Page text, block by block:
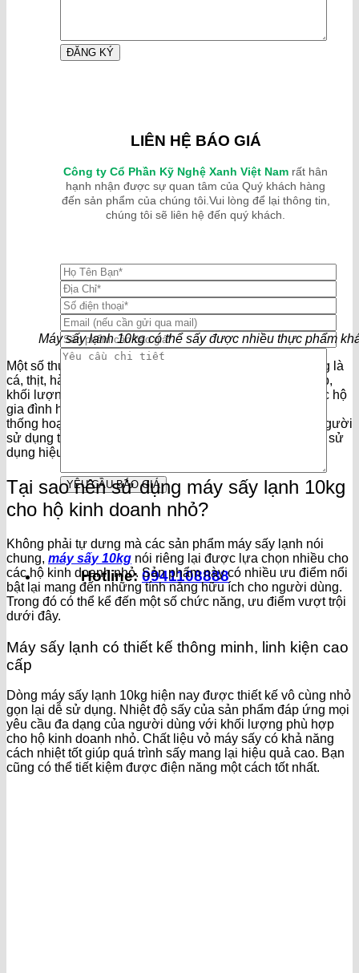
LIÊN HỆ BÁO GIÁ
Công ty Cổ Phần Kỹ Nghệ Xanh Việt Nam rất hân
hạnh nhận được sự quan tâm của Quý khách hàng
đến sản phẩm của chúng tôi.Vui lòng để lại thông tin,
chúng tôi sẽ liên hệ đến quý khách.
Hotline: 0941108888
Máy sấy lạnh 10kg có thể sấy được nhiều thực phẩm
Một số thực phẩm có thể sử dụng cho máy sấy lạnh 10kg là
cá, thịt, hành, tỏi hay hoa quả. Với dung tích sấy phù hợp,
khối lượng vừa đủ, đây là sự lựa chọn hoàn hảo cho các hộ
gia đình hay hộ kinh doanh nhỏ lẻ. Sản phẩm này có hệ
thống hoạt động vận hành vô cùng thông minh và giúp người
sử dụng tiết kiệm điện một cách tối đa. Vì vậy bạn có thể sử
dụng hiệu quả cho mọi nhu cầu của mình.
Tại sao nên sử dụng máy sấy lạnh 10kg
cho hộ kinh doanh nhỏ?
Không phải tự dưng mà các sản phẩm máy sấy lạnh nói
chung, máy sấy 10kg nói riêng lại được lựa chọn nhiều cho
các hộ kinh doanh nhỏ. Sản phẩm này có nhiều ưu điểm nổi
bật lại mang đến những tính năng hữu ích cho người dùng.
Trong đó có thể kể đến một số chức năng, ưu điểm vượt trội
dưới đây.
Máy sấy lạnh có thiết kế thông minh, linh kiện cao
cấp
Dòng máy sấy lạnh 10kg hiện nay được thiết kế vô cùng nhỏ
gọn lại dễ sử dụng. Nhiệt độ sấy của sản phẩm đáp ứng mọi
yêu cầu đa dạng của người dùng với khối lượng phù hợp
cho hộ kinh doanh nhỏ. Chất liệu vỏ máy sấy có khả năng
cách nhiệt tốt giúp quá trình sấy mang lại hiệu quả cao. Bạn
cũng có thể tiết kiệm được điện năng một cách tốt nhất.